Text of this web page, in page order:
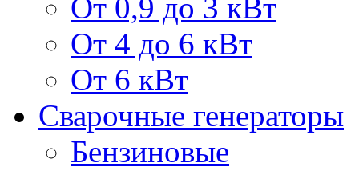
От 0,9 до 3 кВт
От 4 до 6 кВт
От 6 кВт
Сварочные генераторы
Бензиновые